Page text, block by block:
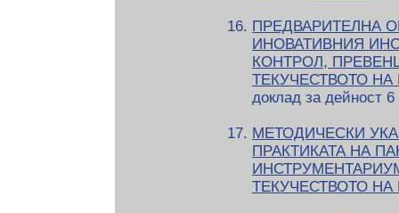
ПРЕДВАРИТЕЛНА
ИНОВАТИВНИЯ
КОНТРОЛ,
ТЕКУЧЕСТВОТО
доклад за дейност 6
МЕТОДИЧЕСКИ
ПРАКТИКАТА НА
ТЕКУЧЕСТВОТО НА